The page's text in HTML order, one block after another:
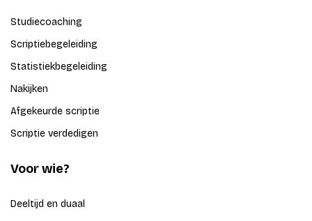
Studiecoaching
Scriptiebegeleiding
Statistiekbegeleiding
Nakijken
Afgekeurde scriptie
Scriptie verdedigen
Voor wie?
Deeltijd en duaal